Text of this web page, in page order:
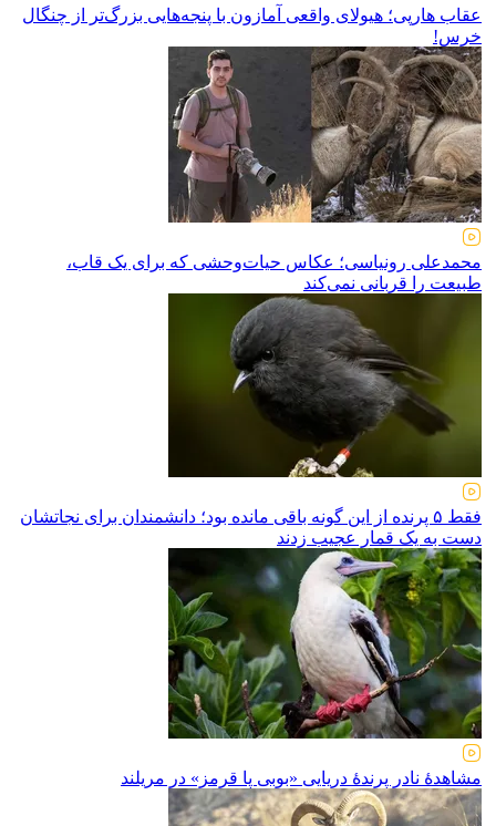
عقاب هارپی؛ هیولای واقعی آمازون با پنجه‌هایی بزرگ‌تر از چنگال
خرس!
محمدعلی رونیاسی؛ عکاس حیات‌وحشی که برای یک قاب،
طبیعت را قربانی نمی‌کند
فقط ۵ پرنده از این گونه باقی مانده بود؛ دانشمندان برای نجاتشان
دست به یک قمار عجیب زدند
مشاهدهٔ نادر پرندهٔ دریایی «بوبی پا قرمز» در مریلند